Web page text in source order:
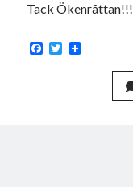
Tack Ökenråttan!!!
F
T